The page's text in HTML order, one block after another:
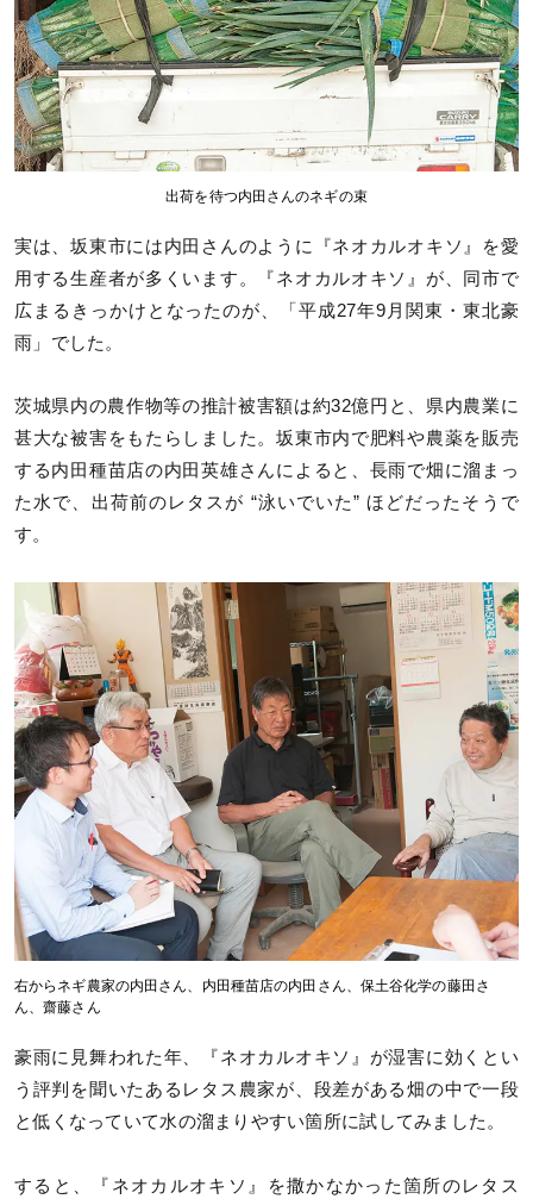
出荷を待つ内田さんのネギの束
実は、坂東市には内田さんのように『ネオカルオキソ』を愛
用する生産者が多くいます。『ネオカルオキソ』が、同市で
広まるきっかけとなったのが、「平成27年9月関東・東北豪
雨」でした。
茨城県内の農作物等の推計被害額は約32億円と、県内農業に
甚大な被害をもたらしました。坂東市内で肥料や農薬を販売
する内田種苗店の内田英雄さんによると、長雨で畑に溜まっ
た水で、出荷前のレタスが “泳いでいた” ほどだったそうで
す。
右からネギ農家の内田さん、内田種苗店の内田さん、保土谷化学の藤田さ
ん、齋藤さん
豪雨に見舞われた年、『ネオカルオキソ』が湿害に効くとい
う評判を聞いたあるレタス農家が、段差がある畑の中で一段
と低くなっていて水の溜まりやすい箇所に試してみました。
すると、『ネオカルオキソ』を撒かなかった箇所のレタス